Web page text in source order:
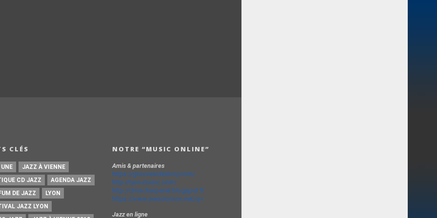
CLÉS
JAZZ À VIENNE
CD JAZZ
AGENDA JAZZ
DE JAZZ
LYON
JAZZ LYON
NOTRE “MUSIC ONLINE”
Amis & partenaires
https://groovesidestory.com/
http://lyon-music.com/
http://chrischarpenel.blogspot.fr
https://www.yvesdorison.net/q-r
Jazz en ligne